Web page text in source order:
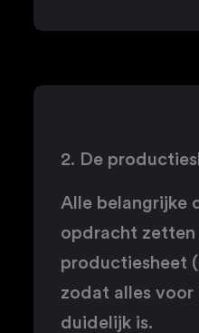
2. De
Alle belangrijke
opdracht zetten
productiesheet
zodat alles voor
duidelijk is.